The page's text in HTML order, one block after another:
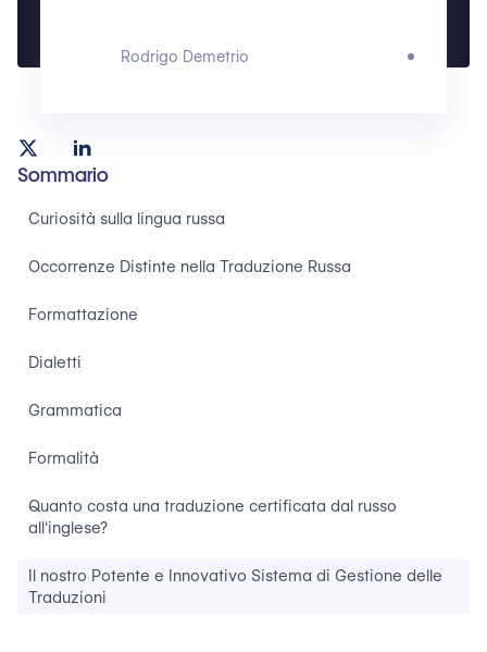
Rodrigo Demetrio
Sommario
Curiosità sulla lingua russa
Occorrenze Distinte nella Traduzione Russa
Formattazione
Dialetti
Grammatica
Formalità
Quanto costa una traduzione certificata dal russo
all'inglese?
Il nostro Potente e Innovativo Sistema di Gestione delle
Traduzioni